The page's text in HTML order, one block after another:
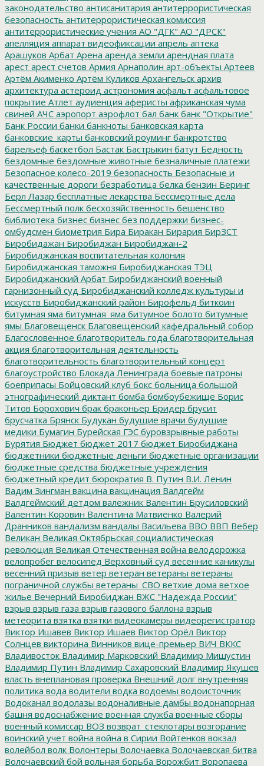
законодательство антисанитария антитеррористическая
безопасность антитеррористическая комиссия
антитеррористические учения АО "ДГК" АО "ДРСК"
апелляция аппарат видеофиксации апрель аптека
Арашуков Арбат Арена аренда земли арендная плата
арест арест счетов Армия Арнаполин арт-объекты Артеев
Артём Акименко Артём Куликов Архангельск архив
архитектура астероид астрономия асфальт асфальтовое
покрытие Атлет аудиенция аферисты африканская чума
свиней АЧС аэропорт аэрофлот бал банк банк "Открытие"
Банк России банки банкноты банковская карта
банковские_карты банковский роуминг банкротство
барельеф баскетбол Бастак Бастрыкин батут Бедность
бездомные бездомные животные безналичные платежи
Безопасное колесо-2019 безопасность Безопасные и
качественные дороги безработица белка бензин Беринг
Берл Лазар бесплатные лекарства Бессмертные дела
Бессмертный полк бесхозяйственность бешенство
библиотека бизнес бизнес без поддержки бизнес-
омбудсмен биометрия Бира Биракан Бирария БирЗСТ
Биробидажан Биробиджан Биробиджан-2
Биробиджанская воспитательная колония
Биробиджанская таможня Биробиджанская ТЭЦ
Биробиджанский Арбат Биробиджанский военный
гарнизонный суд Биробиджанский колледж культуры и
искусств Биробиджанский район Бирофельд биткоин
битумная яма битумная_яма битумное болото битумные
ямы Благовещенск Благовещенский кафедральный собор
Благословенное благотворитель года благотворительная
акция благотворительная деятельность
благотворительность благотворительный концерт
благоустройство Блокада Ленинграда боевые патроны
боеприпасы Бойцовский клуб бокс больница большой
этнографический диктант бомба бомбоубежище Борис
Титов Борохович брак браконьер Бридер брусит
брусчатка Брянск Будукан будущие врачи будущие
медики Бумагин Бурейская ГЭС буровзрывные работы
Бурятия Бюджет бюджет 2017 бюджет Биробиджана
бюджетники бюджетные деньги бюджетные организации
бюджетные средства бюджетные учреждения
бюджетный кредит бюрократия В. Путин В.И. Ленин
Вадим Зингман вакцина вакцинация Валдгейм
Валдгеймский детдом валежник Валентин Брусиловский
Валентин Коровин Валентина Матвиенко Валерий
Дранников вандализм вандалы Васильева ВВО ВВП Вебер
Великан Великая Октябрьская социалистическая
революция Великая Отечественная война велодорожка
велопробег велосипед Верховный суд весенние каникулы
весенний призыв ветер ветеран ветераны ветераны
пограничной службы ветераны_СВО ветхие дома ветхое
жилье Вечерний Биробиджан ВЖС "Надежда России"
взрыв взрыв газа взрыв газового баллона взрыв
метеорита взятка взятки видеокамеры видеорегистратор
Виктор Ишавев Виктор Ишаев Виктор Орёл Виктор
Солнцев викторина Винников вице-премьер ВИЧ ВККС
Владивосток Владимир Марковский Владимир Мишустин
Владимир Путин Владимир Сахаровский Владимир Якушев
власть внеплановая проверка Внешний долг внутренняя
политика вода водители водка водоемы водоисточник
Водоканал водолазы водоналивные дамбы водонапорная
башня водоснабжение военная служба военные сборы
военный комиссар ВОЗ возврат_стеклотары возгорание
воинский учет война война в Сирии Войтенков вокзал
волейбол волк Волонтеры Волочаевка Волочаевская битва
Волочаевский бой вольная борьба Ворожбит Воропаева